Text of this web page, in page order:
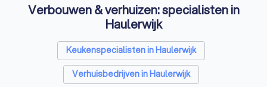
Verbouwen & verhuizen: specialisten in
Haulerwijk
Keukenspecialisten in Haulerwijk
Verhuisbedrijven in Haulerwijk